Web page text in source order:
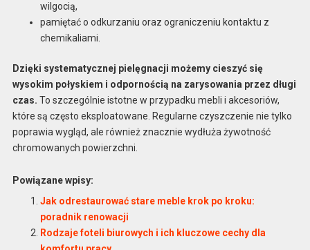
wilgocią,
pamiętać o odkurzaniu oraz ograniczeniu kontaktu z
chemikaliami.
Dzięki systematycznej pielęgnacji możemy cieszyć się
wysokim połyskiem i odpornością na zarysowania przez długi
czas. To szczególnie istotne w przypadku mebli i akcesoriów,
które są często eksploatowane. Regularne czyszczenie nie tylko
poprawia wygląd, ale również znacznie wydłuża żywotność
chromowanych powierzchni.
Powiązane wpisy:
Jak odrestaurować stare meble krok po kroku:
poradnik renowacji
Rodzaje foteli biurowych i ich kluczowe cechy dla